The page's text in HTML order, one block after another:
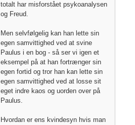
totalt har misforstået psykoanalysen
og Freud.
Men selvfølgelig kan han lette sin
egen samvittighed ved at svine
Paulus i en bog - så ser vi igen et
eksempel på at han fortrænger sin
egen fortid og tror han kan lette sin
egen samvittighed ved at losse sit
eget indre kaos og uorden over på
Paulus.
Hvordan er ens kvindesyn hvis man